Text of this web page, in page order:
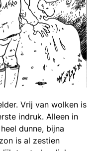
Vrij van wolken is
indruk. Alleen in
dunne, bijna
is al zestien